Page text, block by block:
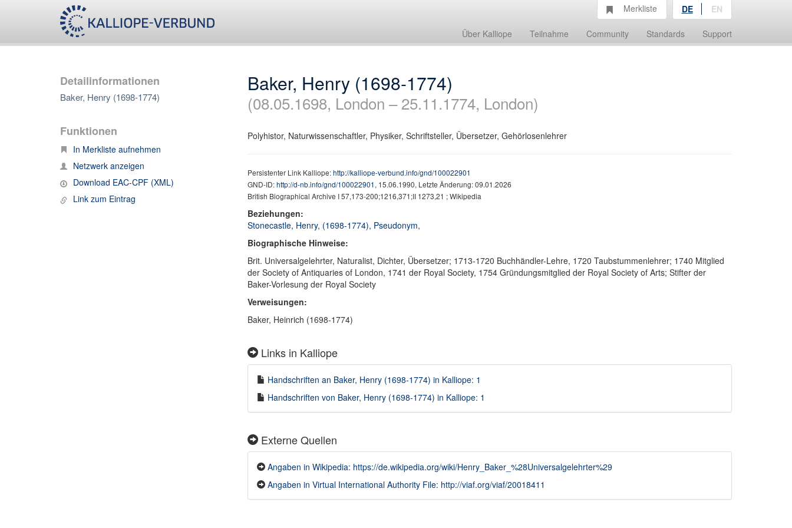
Über Kalliope Teilnahme Community Standards Support
Merkliste DE EN
Detailinformationen
Baker, Henry (1698-1774)
Funktionen
In Merkliste aufnehmen
Netzwerk anzeigen
Download EAC-CPF (XML)
Link zum Eintrag
Baker, Henry (1698-1774)
(08.05.1698, London – 25.11.1774, London)
Polyhistor, Naturwissenschaftler, Physiker, Schriftsteller, Übersetzer, Gehörlosenlehrer
Persistenter Link Kalliope:http://kalliope-verbund.info/gnd/100022901
GND-ID:http://d-nb.info/gnd/100022901, 15.06.1990, Letzte Änderung: 09.01.2026
British Biographical Archive I 57,173-200;1216,371;II 1273,21 ; Wikipedia
Beziehungen:
Stonecastle, Henry, (1698-1774), Pseudonym,
Biographische Hinweise:
Brit. Universalgelehrter, Naturalist, Dichter, Übersetzer; 1713-1720 Buchhändler-Lehre, 1720 Taubstummenlehrer; 1740 Mitglied
der Society of Antiquaries of London, 1741 der Royal Society, 1754 Gründungsmitglied der Royal Society of Arts; Stifter der
Baker-Vorlesung der Royal Society
Verweisungen:
Baker, Heinrich (1698-1774)
Links in Kalliope
Handschriften an Baker, Henry (1698-1774) in Kalliope: 1
Handschriften von Baker, Henry (1698-1774) in Kalliope: 1
Externe Quellen
Angaben in Wikipedia: https://de.wikipedia.org/wiki/Henry_Baker_%28Universalgelehrter%29
Angaben in Virtual International Authority File: http://viaf.org/viaf/20018411